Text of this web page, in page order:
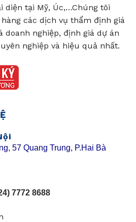
diện tại Mỹ, Úc,…Chúng tôi
các dịch vụ thẩm định giá
doanh nghiệp, định giá dự án
nghiệp và hiệu quả nhất.
57 Quang Trung, P.Hai Bà
7772 8688